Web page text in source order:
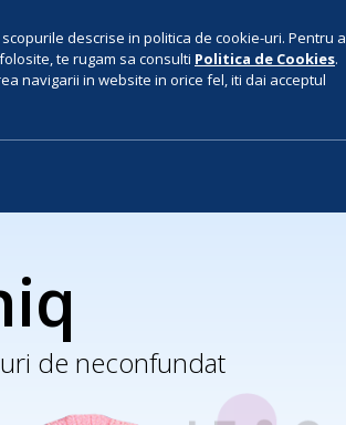
descrise in politica de cookie-uri. Pentru a
te rugam sa consulti Politica de Cookies.
navigarii in website in orice fel, iti dai acceptul
de neconfundat